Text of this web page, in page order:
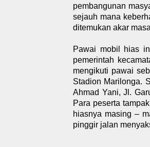
pembangunan
sejauh mana
ditemukan akar
Pawai mobil hias
pemerintah
mengikuti pawai
Stadion Marilonga.
Ahmad Yani, Jl.
Para peserta
hiasnya masing –
pinggir jalan